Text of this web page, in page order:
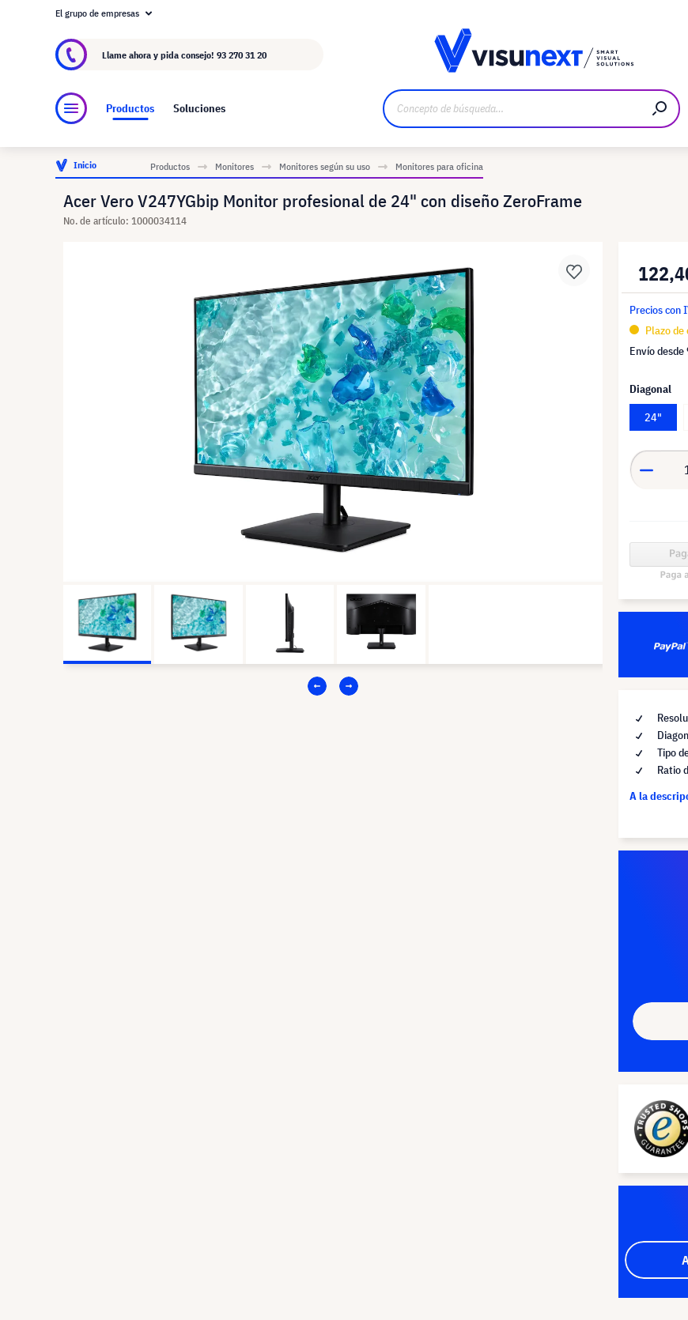
Acerca de visunext.es
El grupo de empresas
Llame ahora y pida consejo! 93 270 31 20
Productos Soluciones
Inicio Productos Monitores Monitores según su uso Monitores para oficina
Acer Vero V247YGbip Monitor profesional de 24" con diseño ZeroFrame
No. de artículo: 1000034114
Precios con
Plazo de
Envío desde
Diagonal
24"
Tipo
Ratio
A la